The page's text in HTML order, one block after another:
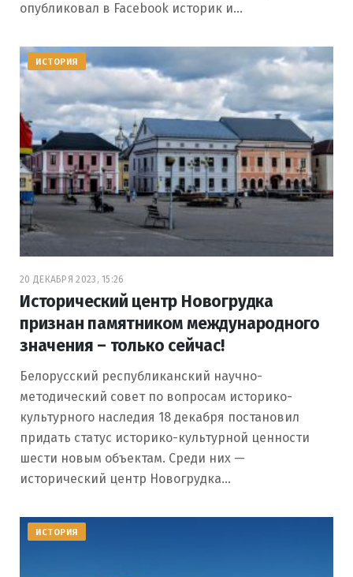
опубликовал в Facebook историк и…
ИСТОРИЯ
20 ДЕКАБРЯ 2023, 15:26
Исторический центр Новогрудка
признан памятником международного
значения – только сейчас!
Белорусский республиканский научно-
методический совет по вопросам историко-
культурного наследия 18 декабря постановил
придать статус историко-культурной ценности
шести новым объектам. Среди них —
исторический центр Новогрудка…
ИСТОРИЯ